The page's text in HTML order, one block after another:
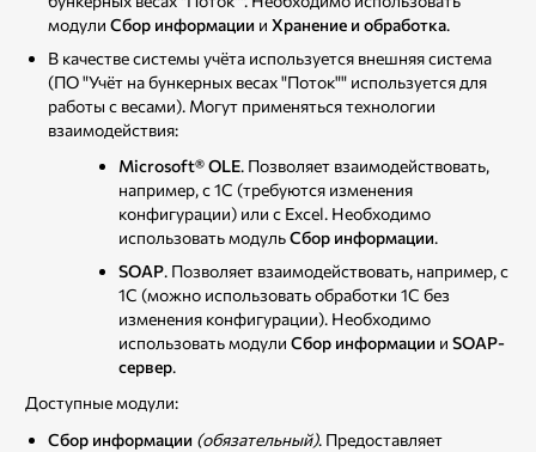
модули Сбор информации и Хранение и обработка.
В качестве системы учёта используется внешняя система
(ПО "Учёт на бункерных весах "Поток"" используется для
работы с весами). Могут применяться технологии
взаимодействия:
Microsoft® OLE. Позволяет взаимодействовать,
например, с 1С (требуются изменения
конфигурации) или с Excel. Необходимо
использовать модульСбор информации.
SOAP. Позволяет взаимодействовать, например, с
1С (можно использовать обработки 1С без
изменения конфигурации). Необходимо
использовать модули Сбор информации и SOAP-
сервер.
Доступные модули:
Сбор информации (обязательный). Предоставляет